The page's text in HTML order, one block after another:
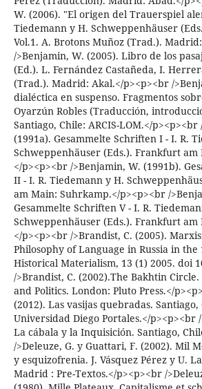
W. (2006). "El origen del Trauerspiel
Tiedemann y H. Schweppenhäuser
Vol.1. A. Brotons Muñoz (Trad.).
/>Benjamin, W. (2005). Libro de los
(Ed.). L. Fernández Castañeda, I.
(Trad.). Madrid: Akal.</p><p><br /
dialéctica en suspenso. Fragmentos
Oyarzún Robles (Traducción,
Santiago, Chile: ARCIS-LOM.</
(1991a). Gesammelte Schriften I - I. R.
Schweppenhäuser (Eds.). Frankfurt am
</p><p><br />Benjamin, W. (1991b).
II - I. R. Tiedemann y H.
am Main: Suhrkamp.</p><p><br /
Gesammelte Schriften V - I. R.
Schweppenhäuser (Eds.). Frankfurt am
</p><p><br />Brandist, C. (2005).
Philosophy of Language in Russia in the
Historical Materialism, 13 (1) 2005. doi
/>Brandist, C. (2002).The Bakhtin
and Politics. London: Pluto Press.</
(2012). Las vasijas quebradas.
Universidad Diego Portales.</p><p><br
La cábala y la Inquisición. Santiago,
/>Deleuze, G. y Guattari, F. (2002). Mil
y esquizofrenia. J. Vásquez Pérez y U.
Madrid : Pre-Textos.</p><p><br /